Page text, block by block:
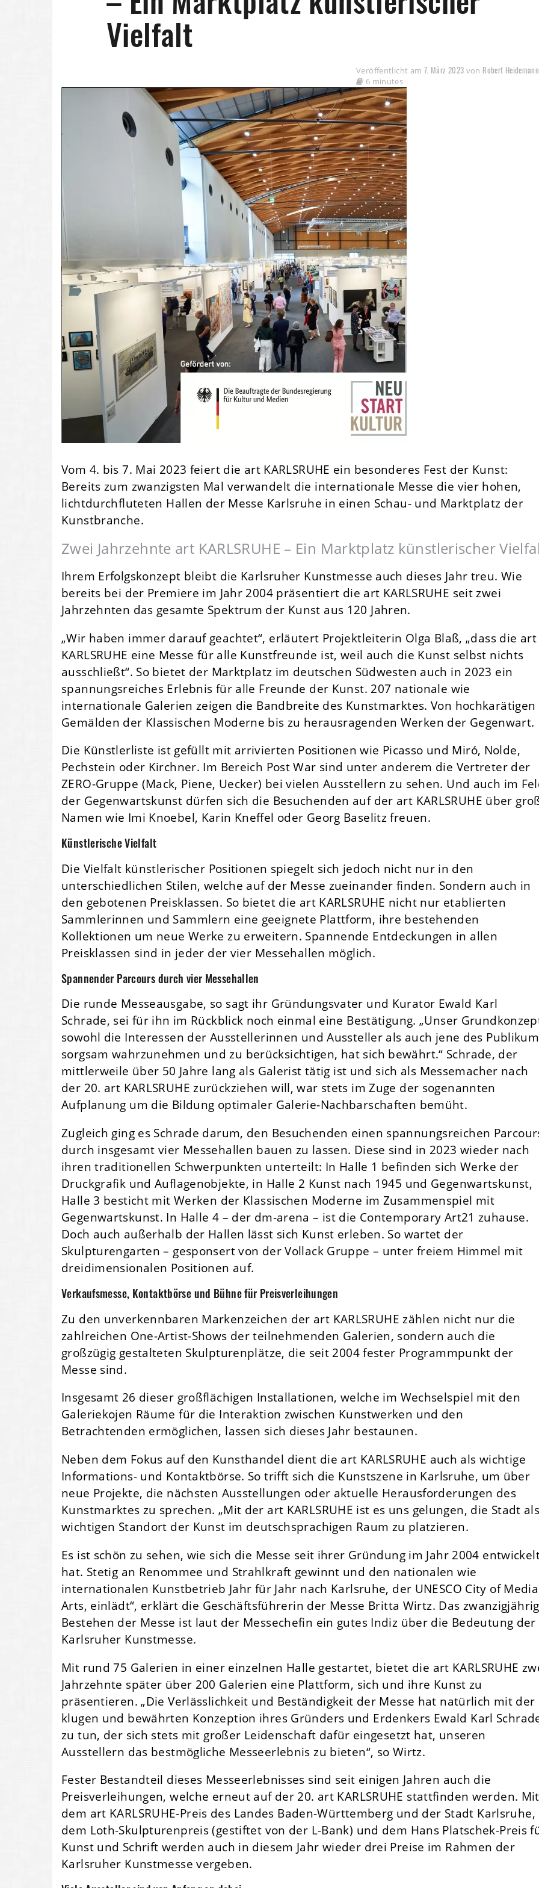
Vielfalt
Veröffentlicht am 7. März 2023 von Robert Heidemann
6 minutes
Vom 4. bis 7. Mai 2023 feiert die art KARLSRUHE ein besonderes Fest der Kunst:
Bereits zum zwanzigsten Mal verwandelt die internationale Messe die vier hohen,
lichtdurchfluteten Hallen der Messe Karlsruhe in einen Schau- und Marktplatz der
Kunstbranche.
Zwei Jahrzehnte art KARLSRUHE – Ein Marktplatz künstlerischer
Ihrem Erfolgskonzept bleibt die Karlsruher Kunstmesse auch dieses Jahr treu. Wie
bereits bei der Premiere im Jahr 2004 präsentiert die art KARLSRUHE seit zwei
Jahrzehnten das gesamte Spektrum der Kunst aus 120 Jahren.
„Wir haben immer darauf geachtet“, erläutert Projektleiterin Olga Blaß, „dass die art
KARLSRUHE eine Messe für alle Kunstfreunde ist, weil auch die Kunst selbst nichts
ausschließt“. So bietet der Marktplatz im deutschen Südwesten auch in 2023 ein
spannungsreiches Erlebnis für alle Freunde der Kunst. 207 nationale wie
internationale Galerien zeigen die Bandbreite des Kunstmarktes. Von hochkarätigen
Gemälden der Klassischen Moderne bis zu herausragenden Werken der Gegenwart.
Die Künstlerliste ist gefüllt mit arrivierten Positionen wie Picasso und Miró, Nolde,
Pechstein oder Kirchner. Im Bereich Post War sind unter anderem die Vertreter der
ZERO-Gruppe (Mack, Piene, Uecker) bei vielen Ausstellern zu sehen. Und auch im
der Gegenwartskunst dürfen sich die Besuchenden auf der art KARLSRUHE über
Namen wie Imi Knoebel, Karin Kneffel oder Georg Baselitz freuen.
Künstlerische Vielfalt
Die Vielfalt künstlerischer Positionen spiegelt sich jedoch nicht nur in den
unterschiedlichen Stilen, welche auf der Messe zueinander finden. Sondern auch in
den gebotenen Preisklassen. So bietet die art KARLSRUHE nicht nur etablierten
Sammlerinnen und Sammlern eine geeignete Plattform, ihre bestehenden
Kollektionen um neue Werke zu erweitern. Spannende Entdeckungen in allen
Preisklassen sind in jeder der vier Messehallen möglich.
Spannender Parcours durch vier Messehallen
Die runde Messeausgabe, so sagt ihr Gründungsvater und Kurator Ewald Karl
Schrade, sei für ihn im Rückblick noch einmal eine Bestätigung. „Unser
sowohl die Interessen der Ausstellerinnen und Aussteller als auch jene des
sorgsam wahrzunehmen und zu berücksichtigen, hat sich bewährt.“ Schrade, der
mittlerweile über 50 Jahre lang als Galerist tätig ist und sich als Messemacher nach
der 20. art KARLSRUHE zurückziehen will, war stets im Zuge der sogenannten
Aufplanung um die Bildung optimaler Galerie-Nachbarschaften bemüht.
Zugleich ging es Schrade darum, den Besuchenden einen spannungsreichen
durch insgesamt vier Messehallen bauen zu lassen. Diese sind in 2023 wieder nach
ihren traditionellen Schwerpunkten unterteilt: In Halle 1 befinden sich Werke der
Druckgrafik und Auflagenobjekte, in Halle 2 Kunst nach 1945 und Gegenwartskunst,
Halle 3 besticht mit Werken der Klassischen Moderne im Zusammenspiel mit
Gegenwartskunst. In Halle 4 – der dm-arena – ist die Contemporary Art21 zuhause.
Doch auch außerhalb der Hallen lässt sich Kunst erleben. So wartet der
Skulpturengarten – gesponsert von der Vollack Gruppe – unter freiem Himmel mit
dreidimensionalen Positionen auf.
Verkaufsmesse, Kontaktbörse und Bühne für Preisverleihungen
Zu den unverkennbaren Markenzeichen der art KARLSRUHE zählen nicht nur die
zahlreichen One-Artist-Shows der teilnehmenden Galerien, sondern auch die
großzügig gestalteten Skulpturenplätze, die seit 2004 fester Programmpunkt der
Messe sind.
Insgesamt 26 dieser großflächigen Installationen, welche im Wechselspiel mit den
Galeriekojen Räume für die Interaktion zwischen Kunstwerken und den
Betrachtenden ermöglichen, lassen sich dieses Jahr bestaunen.
Neben dem Fokus auf den Kunsthandel dient die art KARLSRUHE auch als wichtige
Informations- und Kontaktbörse. So trifft sich die Kunstszene in Karlsruhe, um über
neue Projekte, die nächsten Ausstellungen oder aktuelle Herausforderungen des
Kunstmarktes zu sprechen. „Mit der art KARLSRUHE ist es uns gelungen, die Stadt
wichtigen Standort der Kunst im deutschsprachigen Raum zu platzieren.
Es ist schön zu sehen, wie sich die Messe seit ihrer Gründung im Jahr 2004
hat. Stetig an Renommee und Strahlkraft gewinnt und den nationalen wie
internationalen Kunstbetrieb Jahr für Jahr nach Karlsruhe, der UNESCO City of Media
Arts, einlädt“, erklärt die Geschäftsführerin der Messe Britta Wirtz. Das
Bestehen der Messe ist laut der Messechefin ein gutes Indiz über die Bedeutung der
Karlsruher Kunstmesse.
Mit rund 75 Galerien in einer einzelnen Halle gestartet, bietet die art KARLSRUHE
Jahrzehnte später über 200 Galerien eine Plattform, sich und ihre Kunst zu
präsentieren. „Die Verlässlichkeit und Beständigkeit der Messe hat natürlich mit der
klugen und bewährten Konzeption ihres Gründers und Erdenkers Ewald Karl
zu tun, der sich stets mit großer Leidenschaft dafür eingesetzt hat, unseren
Ausstellern das bestmögliche Messeerlebnis zu bieten“, so Wirtz.
Fester Bestandteil dieses Messeerlebnisses sind seit einigen Jahren auch die
Preisverleihungen, welche erneut auf der 20. art KARLSRUHE stattfinden werden. Mit
dem art KARLSRUHE-Preis des Landes Baden-Württemberg und der Stadt Karlsruhe,
dem Loth-Skulpturenpreis (gestiftet von der L-Bank) und dem Hans Platschek-Preis
Kunst und Schrift werden auch in diesem Jahr wieder drei Preise im Rahmen der
Karlsruher Kunstmesse vergeben.